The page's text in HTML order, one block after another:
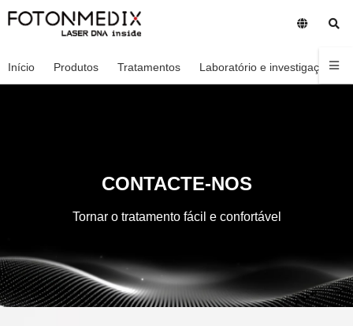
Início Produtos Tratamentos Laboratório e investigação
CONTACTE-NOS
Tornar o tratamento fácil e confortável